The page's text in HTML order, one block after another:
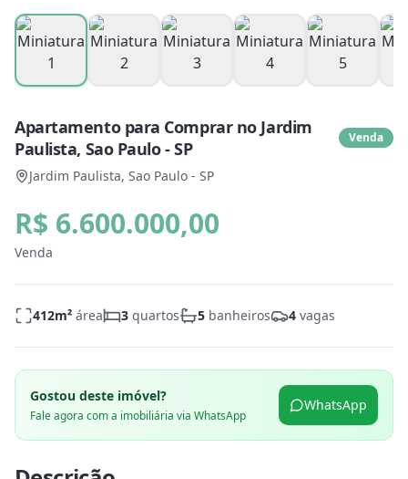
Apartamento para Comprar no Jardim
Paulista, Sao Paulo - SP
Venda
Jardim Paulista, Sao Paulo - SP
R$ 6.600.000,00
Venda
412m² área 3 quartos 5 banheiros 4 vagas
Gostou deste imóvel?
Fale agora com a imobiliária via WhatsApp
WhatsApp